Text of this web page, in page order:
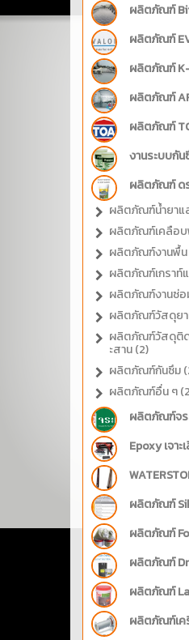
ผลิตภัณฑ์
ผลิตภัณฑ์
ผลิตภัณฑ์
ผลิตภัณฑ์
ผลิตภัณฑ์
งานระบบกัน
ผลิตภัณฑ์ ด
ผลิตภัณฑ์น้ำยาแ
ผลิตภัณฑ์เคลือบ
ผลิตภัณฑ์งานพื้น
ผลิตภัณฑ์เกราท์
ผลิตภัณฑ์งานซ่อ
ผลิตภัณฑ์วัสดุยา
ผลิตภัณฑ์วัสดุติด
ะสาน (2)
ผลิตภัณฑ์กันซึม
ผลิตภัณฑ์อื่น ๆ
ผลิตภัณฑ์จร
Epoxy เจา
ผลิตภัณฑ์
ผลิตภัณฑ์
ผลิตภัณฑ์
ผลิตภัณฑ์
ผลิตภัณฑ์เค